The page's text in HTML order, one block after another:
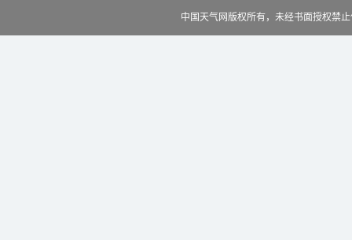
中国天气网版权所有，未经书面授权